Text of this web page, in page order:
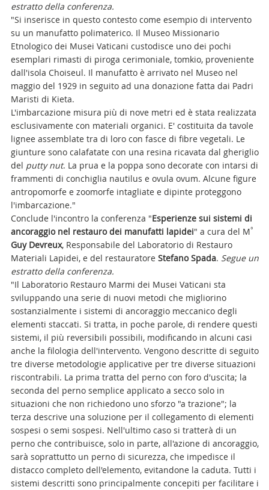
estratto della conferenza.
"Si inserisce in questo contesto come esempio di intervento
su un manufatto polimaterico. Il Museo Missionario
Etnologico dei Musei Vaticani custodisce uno dei pochi
esemplari rimasti di piroga cerimoniale, tomkio, proveniente
dall'isola Choiseul. Il manufatto è arrivato nel Museo nel
maggio del 1929 in seguito ad una donazione fatta dai Padri
Maristi di Kieta.
L'imbarcazione misura più di nove metri ed è stata realizzata
esclusivamente con materiali organici. E' costituita da tavole
lignee assemblate tra di loro con fasce di fibre vegetali. Le
giunture sono calafatate con una resina ricavata dal gheriglio
del putty nut. La prua e la poppa sono decorate con intarsi di
frammenti di conchiglia nautilus e ovula ovum. Alcune figure
antropomorfe e zoomorfe intagliate e dipinte proteggono
l'imbarcazione."
Conclude l'incontro la conferenza "Esperienze sui sistemi di
ancoraggio nel restauro dei manufatti lapidei" a cura del M°
Guy Devreux, Responsabile del Laboratorio di Restauro
Materiali Lapidei, e del restauratore Stefano Spada. Segue un
estratto della conferenza.
"Il Laboratorio Restauro Marmi dei Musei Vaticani sta
sviluppando una serie di nuovi metodi che migliorino
sostanzialmente i sistemi di ancoraggio meccanico degli
elementi staccati. Si tratta, in poche parole, di rendere questi
sistemi, il più reversibili possibili, modificando in alcuni casi
anche la filologia dell'intervento. Vengono descritte di seguito
tre diverse metodologie applicative per tre diverse situazioni
riscontrabili. La prima tratta del perno con foro d'uscita; la
seconda del perno semplice applicato a secco solo in
situazioni che non richiedono uno sforzo "a trazione"; la
terza descrive una soluzione per il collegamento di elementi
sospesi o semi sospesi. Nell'ultimo caso si tratterà di un
perno che contribuisce, solo in parte, all'azione di ancoraggio,
sarà soprattutto un perno di sicurezza, che impedisce il
distacco completo dell'elemento, evitandone la caduta. Tutti i
sistemi descritti sono principalmente concepiti per facilitare i